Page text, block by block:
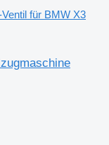
für BMW X3